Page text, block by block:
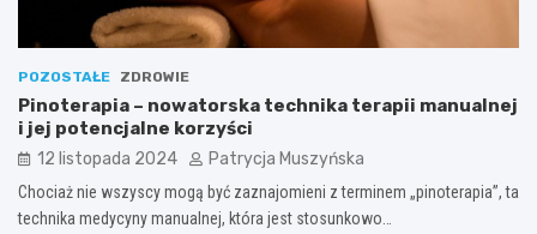
POZOSTAŁE ZDROWIE
Pinoterapia – nowatorska technika terapii manualnej
i jej potencjalne korzyści
12 listopada 2024 Patrycja Muszyńska
Chociaż nie wszyscy mogą być zaznajomieni z terminem „pinoterapia”, ta
technika medycyny manualnej, która jest stosunkowo…